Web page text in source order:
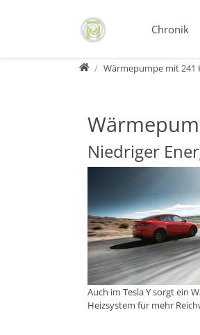
Chronik
Horizonte
Wärmepumpe mit 241
Niedriger
Auch im Tesla Y sorgt ein
Heizsystem für mehr